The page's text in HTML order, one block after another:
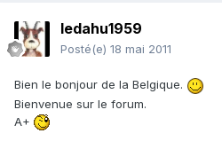
ledahu1959
Posté(e) 18 mai 2011
Bien le bonjour de la Belgique.
Bienvenue sur le forum.
A+